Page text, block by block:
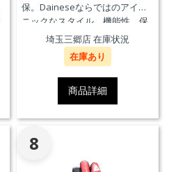
保。Daineseならではのアイコ
ニックなスタイル、機能性、保
護性能を兼ね備え、郊外でのツ
ーリングや都市での通勤に最適
埼玉三郷店 在庫状況
在庫あり
商品詳細
8